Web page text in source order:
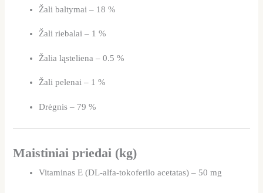
Žali baltymai – 18 %
Žali riebalai – 1 %
Žalia ląsteliena – 0.5 %
Žali pelenai – 1 %
Drėgnis – 79 %
Maistiniai priedai (kg)
Vitaminas E (DL-alfa-tokoferilo acetatas) – 50 mg